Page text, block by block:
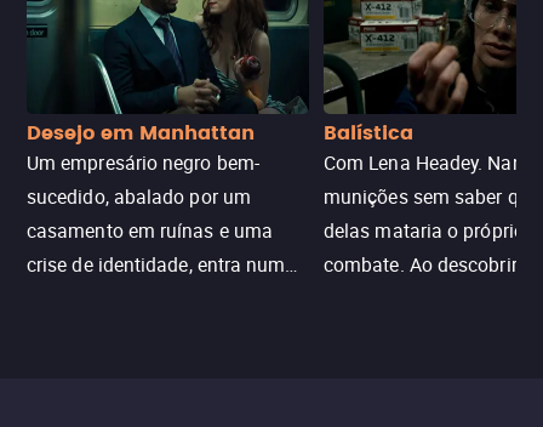
Desejo em Manhattan
Um empresário negro bem-
sucedido, abalado por um
casamento em ruínas e uma
crise de identidade, entra num
Balística
Com Lena Headey.
munições sem saber
delas mataria o próprio
combate. Ao descobrir a